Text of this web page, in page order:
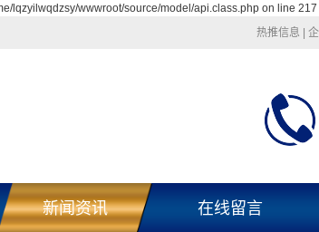
lqzyilwqdzsy/wwwroot/source/model/api.class.php on line 217
热推信息
新闻资讯 在线留言